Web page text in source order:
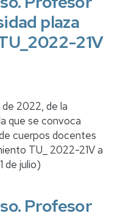
plaza
21V
2022, de la
que se convoca
cuerpos docentes
TU_ 2022-21V a
de julio)
Profesor